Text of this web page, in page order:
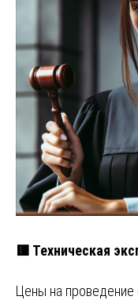
🟥 Техническая
Цены на проведение